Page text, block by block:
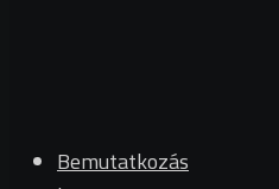
Bemutatkozás